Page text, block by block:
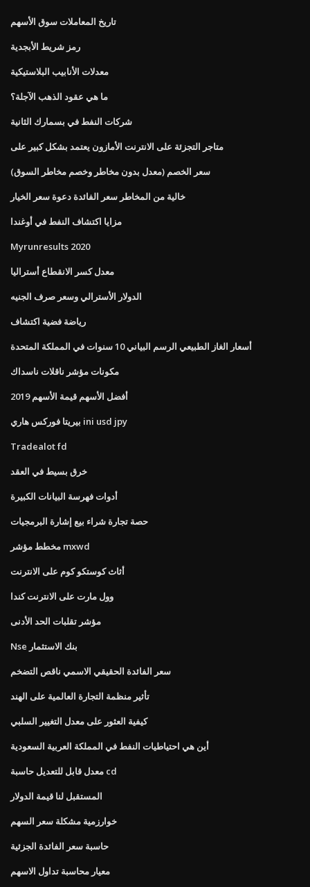
تاريخ المعاملات سوق الأسهم
رمز شريط الأبجدية
معدلات الأنابيب البلاستيكية
ما هي عقود الذهب الآجلة؟
شركات النفط في بسمارك الثانية
متاجر التجزئة على الانترنت الأمازون يعتمد بشكل كبير على
سعر الخصم (معدل بدون مخاطر وخصم مخاطر السوق)
خالية من المخاطر سعر الفائدة دعوة سعر الخيار
مزايا اكتشاف النفط في أوغندا
Myrunresults 2020
معدل كسر الانقطاع أستراليا
الدولار الأسترالي وسعر صرف الجنيه
رياضة فضية اكتشاف
أسعار الغاز الطبيعي الرسم البياني 10 سنوات في المملكة المتحدة
مكونات مؤشر ناقلات ناسداك
أفضل الأسهم قيمة الأسهم 2019
بيريتا فوركس هاري ini usd jpy
Tradealot fd
خرق بسيط في العقد
أدوات فهرسة البيانات الكبيرة
حصة تجارة شراء بيع إشارة البرمجيات
مخطط مؤشر mxwd
أثاث كوستكو كوم على الانترنت
وول مارت على الانترنت كندا
مؤشر تقلبات الحد الأدنى
Nse بنك الاستثمار
سعر الفائدة الحقيقي الاسمي ناقص التضخم
تأثير منظمة التجارة العالمية على الهند
كيفية العثور على معدل التغيير السلبي
أين هي احتياطيات النفط في المملكة العربية السعودية
معدل قابل للتعديل حاسبة cd
المستقبل لنا قيمة الدولار
خوارزمية مشكلة سعر السهم
حاسبة سعر الفائدة الجزئية
معيار محاسبة تداول الاسهم